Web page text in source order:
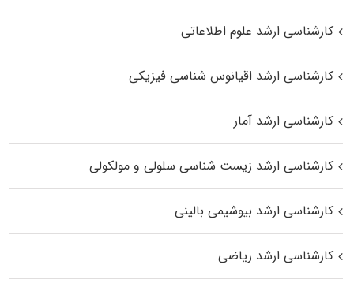
کارشناسی ارشد علوم اطلاعاتی
کارشناسی ارشد اقیانوس‌ شناسی فیزیکی
کارشناسی ارشد آمار
کارشناسی ارشد زیست شناسی سلولی و مولکولی
کارشناسی ارشد بیوشیمی بالینی
کارشناسی ارشد ریاضی